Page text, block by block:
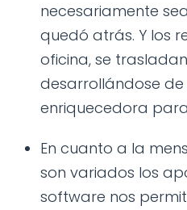
necesariamente
quedó atrás. Y los
oficina, se
desarrollándose
enriquecedora
En cuanto a la
son variados los
software nos